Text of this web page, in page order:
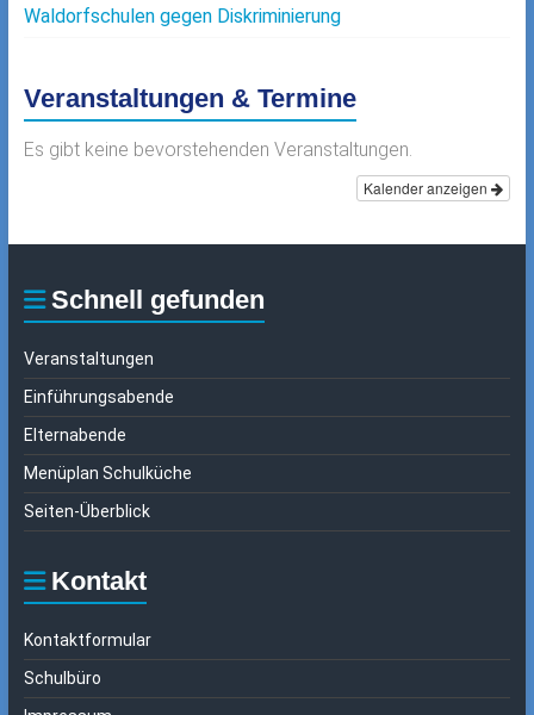
Waldorfschulen gegen Diskriminierung
Veranstaltungen & Termine
Es gibt keine bevorstehenden Veranstaltungen.
Kalender anzeigen
Schnell gefunden
Veranstaltungen
Einführungsabende
Elternabende
Menüplan Schulküche
Seiten-Überblick
Kontakt
Kontaktformular
Schulbüro